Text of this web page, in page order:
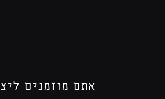
אתם מוזמנים